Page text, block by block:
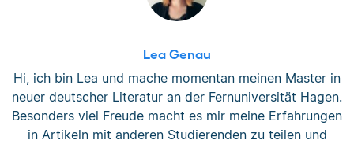
Lea Genau
Hi, ich bin Lea und mache momentan meinen Master in
neuer deutscher Literatur an der Fernuniversität Hagen.
Besonders viel Freude macht es mir meine Erfahrungen
in Artikeln mit anderen Studierenden zu teilen und